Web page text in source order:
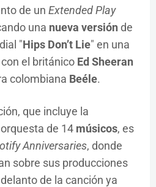
de un Extended Play
una nueva versión de
"Hips Don’t Lie" en una
el británico Ed Sheeran
colombiana Beéle.
que incluye la
de 14 músicos, es
Anniversaries, donde
sobre sus producciones
de la canción ya